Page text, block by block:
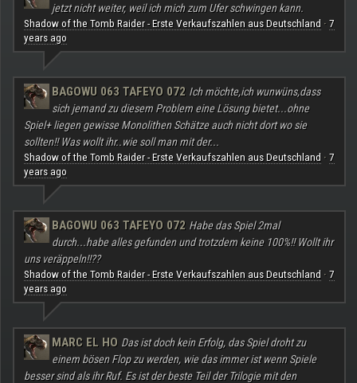
jetzt nicht weiter, weil ich mich zum Ufer schwingen kann.
Shadow of the Tomb Raider - Erste Verkaufszahlen aus Deutschland · 7
years ago
BAGOWU 063 TAFEYO 072 Ich möchte,ich wunwüns,dass
sich jemand zu diesem Problem eine Lösung bietet...ohne
Spiel+ liegen gewisse Monolithen Schätze auch nicht dort wo sie
sollten!! Was wollt ihr..wie soll man mit der...
Shadow of the Tomb Raider - Erste Verkaufszahlen aus Deutschland · 7
years ago
BAGOWU 063 TAFEYO 072 Habe das Spiel 2mal
durch...habe alles gefunden und trotzdem keine 100%!! Wollt ihr
uns veräppeln!!??
Shadow of the Tomb Raider - Erste Verkaufszahlen aus Deutschland · 7
years ago
MARC EL HO Das ist doch kein Erfolg, das Spiel droht zu
einem bösen Flop zu werden, wie das immer ist wenn Spiele
besser sind als ihr Ruf. Es ist der beste Teil der Trilogie mit den